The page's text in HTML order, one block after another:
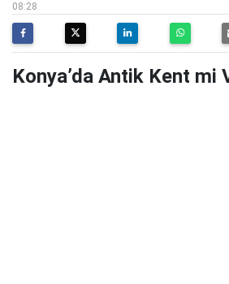
08:28
Konya’da Antik Kent mi